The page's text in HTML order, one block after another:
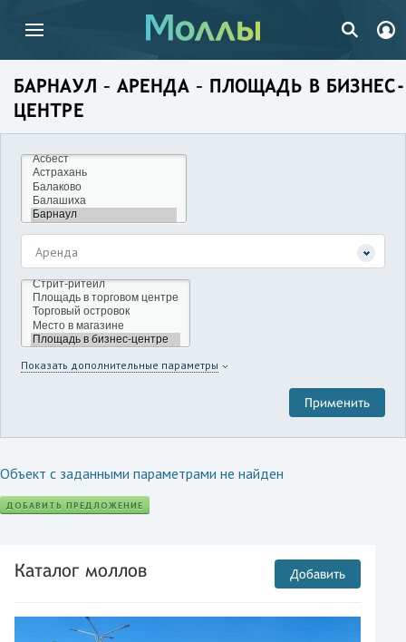
БАРНАУЛ – АРЕНДА – ПЛОЩАДЬ В БИЗНЕС-
ЦЕНТРЕ
Аренда
Показать дополнительные параметры
Объект с заданными параметрами не найден
ДОБАВИТЬ ПРЕДЛОЖЕНИЕ
Каталог моллов Добавить